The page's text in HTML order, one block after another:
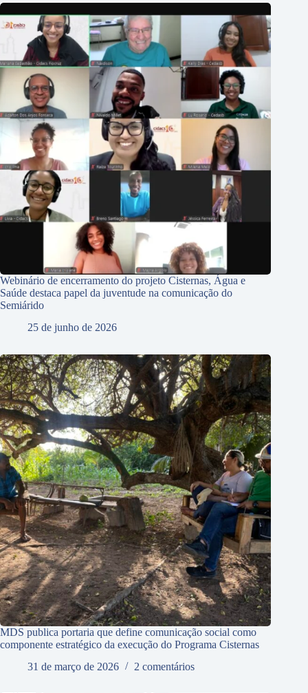
Webinário de encerramento do projeto Cisternas, Água e
Saúde destaca papel da juventude na comunicação do
Semiárido
25 de junho de 2026
MDS publica portaria que define comunicação social como
componente estratégico da execução do Programa Cisternas
31 de março de 2026
2 comentários